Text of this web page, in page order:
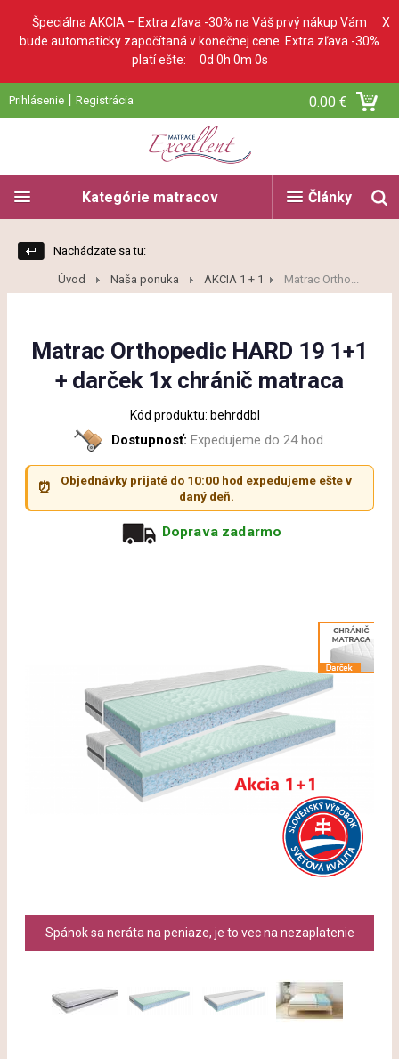
Špeciálna AKCIA – Extra zľava -30% na Váš prvý nákup Vám
bude automaticky započítaná v konečnej cene. Extra zľava -30%
platí ešte: 0d 0h 0m 0s
X
Prihlásenie | Registrácia 0.00 €
Články
Kategórie matracov
Nachádzate sa tu:
Úvod Naša ponuka AKCIA 1 + 1 Matrac Ortho...
Matrac Orthopedic HARD 19 1+1
+ darček 1x chránič matraca
Kód produktu: behrddbl
Dostupnosť: Expedujeme do 24 hod.
⏰
Objednávky prijaté do 10:00 hod expedujeme ešte v
daný deň.
Doprava zadarmo
Spánok sa neráta na peniaze, je to vec na nezaplatenie